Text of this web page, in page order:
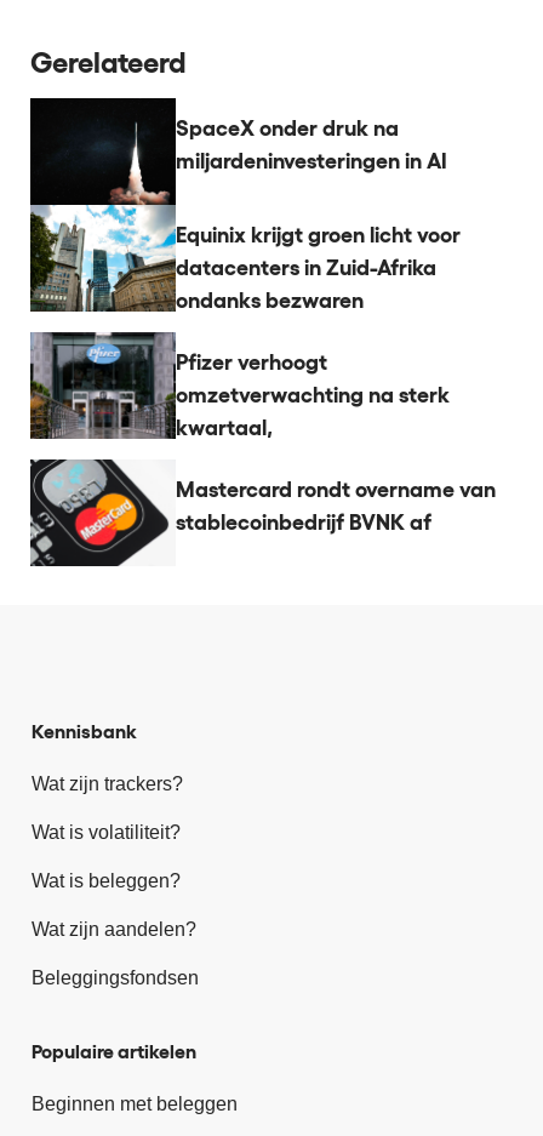
Gerelateerd
SpaceX onder druk na
miljardeninvesteringen in AI
Equinix krijgt groen licht voor
datacenters in Zuid-Afrika
ondanks bezwaren
Pfizer verhoogt
omzetverwachting na sterk
kwartaal,
Mastercard rondt overname van
stablecoinbedrijf BVNK af
Kennisbank
Wat zijn trackers?
Wat is volatiliteit?
Wat is beleggen?
Wat zijn aandelen?
Beleggingsfondsen
Populaire artikelen
Beginnen met beleggen